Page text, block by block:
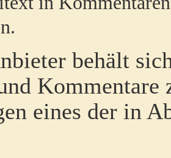
behält
Kommentare
eines der in